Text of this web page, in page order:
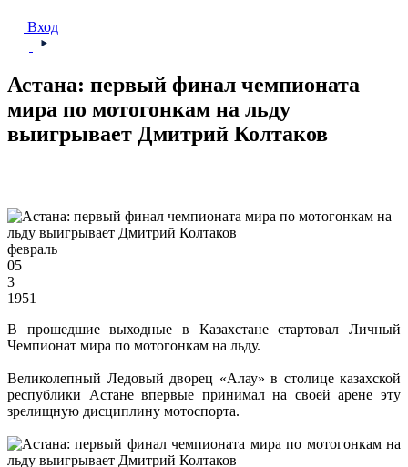
Вход
Астана: первый финал чемпионата
мира по мотогонкам на льду
выигрывает Дмитрий Колтаков
февраль
05
3
1951
В прошедшие выходные в Казахстане стартовал Личный
Чемпионат мира по мотогонкам на льду.
Великолепный Ледовый дворец «Алау» в столице казахской
республики Астане впервые принимал на своей арене эту
зрелищную дисциплину мотоспорта.